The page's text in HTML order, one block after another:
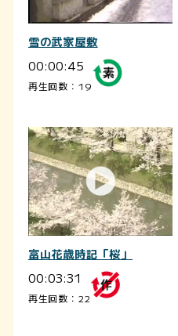
雪の武家屋敷
00:00:45
再生回数：19
富山花歳時記「桜」
00:03:31
再生回数：22